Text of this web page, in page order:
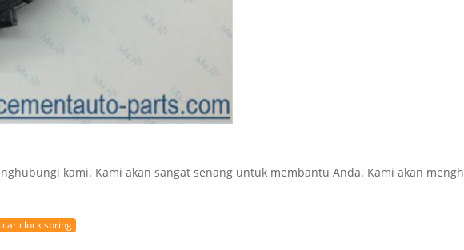
kami. Kami akan sangat senang untuk membantu Anda. Kami akan
car clock spring